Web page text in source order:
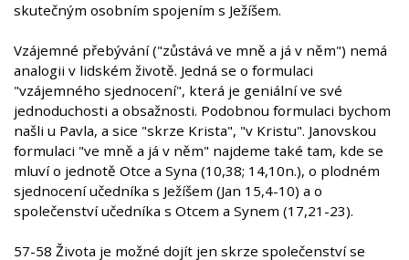
skutečným osobním spojením s Ježíšem.
Vzájemné přebývání ("zůstává ve mně a já v něm") nemá
analogii v lidském životě. Jedná se o formulaci
"vzájemného sjednocení", která je geniální ve své
jednoduchosti a obsažnosti. Podobnou formulaci bychom
našli u Pavla, a sice "skrze Krista", "v Kristu". Janovskou
formulaci "ve mně a já v něm" najdeme také tam, kde se
mluví o jednotě Otce a Syna (10,38; 14,10n.), o plodném
sjednocení učedníka s Ježíšem (Jan 15,4-10) a o
společenství učedníka s Otcem a Synem (17,21-23).
57-58 Života je možné dojít jen skrze společenství se